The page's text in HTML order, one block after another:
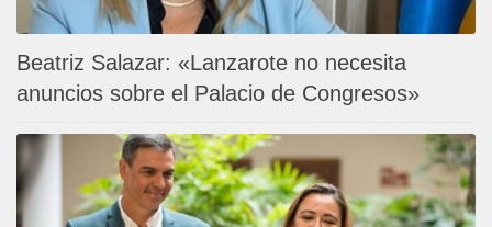
Beatriz Salazar: «Lanzarote no necesita
anuncios sobre el Palacio de Congresos»